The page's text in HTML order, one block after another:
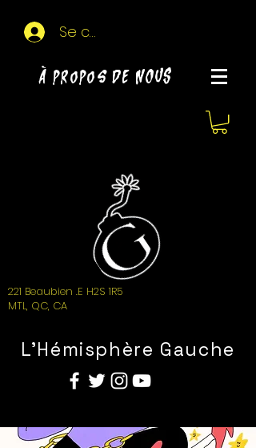
Se connecter
À propos de NOUS
221 Beaubien .E H2S 1R5
MTL, QC, CA
L'Hémisphère Gauche